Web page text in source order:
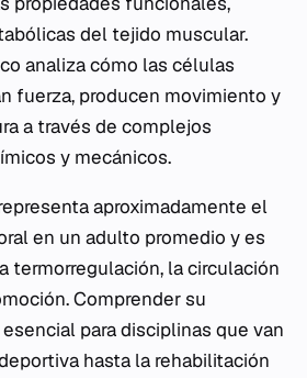
del tejido muscular.
analiza cómo las células
fuerza, producen movimiento y
a través de complejos
y mecánicos.
aproximadamente el
en un adulto promedio y es
termorregulación, la circulación
Comprender su
para disciplinas que van
hasta la rehabilitación